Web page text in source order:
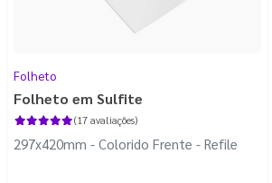
Folheto
Folheto em Sulfite
(17 avaliações)
297x420mm - Colorido Frente - Refile